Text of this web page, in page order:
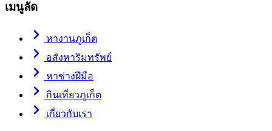
เมนูลัด
หางานภูเก็ต
อสังหาริมทรัพย์
หาช่างฝีมือ
กินเที่ยวภูเก็ต
เกี่ยวกับเรา